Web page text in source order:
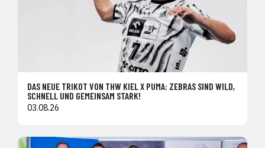
DAS NEUE TRIKOT VON THW KIEL X PUMA: ZEBRAS SIND WILD,
SCHNELL UND GEMEINSAM STARK!
03.08.26